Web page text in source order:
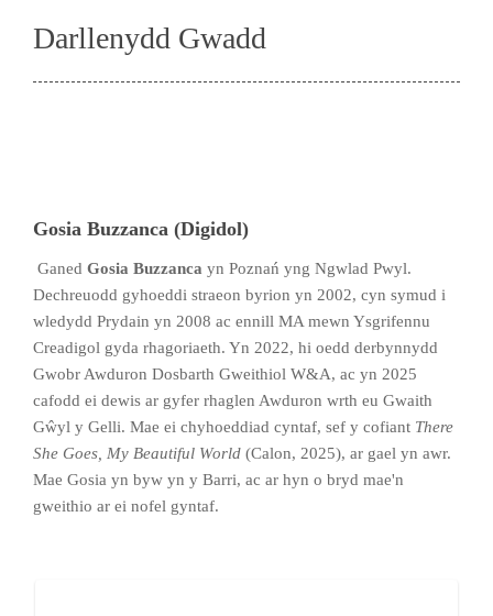
Darllenydd Gwadd
Gosia Buzzanca (Digidol)
Ganed Gosia Buzzanca yn Poznań yng Ngwlad Pwyl.
Dechreuodd gyhoeddi straeon byrion yn 2002, cyn symud i
wledydd Prydain yn 2008 ac ennill MA mewn Ysgrifennu
Creadigol gyda rhagoriaeth. Yn 2022, hi oedd derbynnydd
Gwobr Awduron Dosbarth Gweithiol W&A, ac yn 2025
cafodd ei dewis ar gyfer rhaglen Awduron wrth eu Gwaith
Gŵyl y Gelli. Mae ei chyhoeddiad cyntaf, sef y cofiant There
She Goes, My Beautiful World (Calon, 2025), ar gael yn awr.
Mae Gosia yn byw yn y Barri, ac ar hyn o bryd mae'n
gweithio ar ei nofel gyntaf.